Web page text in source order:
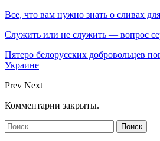
Все, что вам нужно знать о сливах
Служить или не служить — вопрос
Пятеро белорусских добровольцев
Украине
Prev Next
Комментарии закрыты.